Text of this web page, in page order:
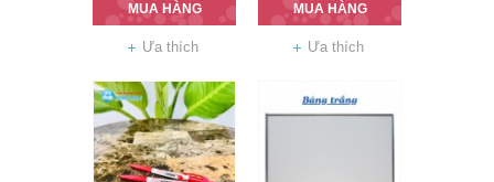
MUA HÀNG
Ưa thích
MUA HÀNG
Ưa thích